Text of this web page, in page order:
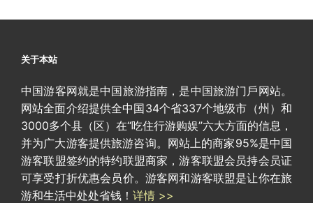
关于本站
中国游客网就是中国旅游指南，是中国旅游门戶网站。
网站全面介绍提供全中国34个省337个地级市（州）和
3000多个县（区）在“吃住行游购娱”六大方面的信息，
并为广大游客提供旅游咨询。网站上的商家95%是中国
游客联盟签约的特约联盟商家，游客联盟会员持会员证
可享受打折优惠会员价。游客网和游客联盟是让你在旅
游和生活中处处省钱！ 详情 >>